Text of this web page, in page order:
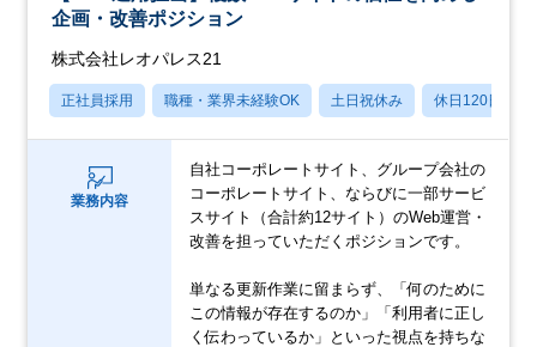
企画・改善ポジション
株式会社レオパレス21
正社員採用 職種・業界未経験OK 土日祝休み 休日120日以上
業務内容
自社コーポレートサイト、グループ会社の
コーポレートサイト、ならびに一部サービ
スサイト（合計約12サイト）のWeb運営・
改善を担っていただくポジションです。
単なる更新作業に留まらず、「何のために
この情報が存在するのか」「利用者に正し
く伝わっているか」といった視点を持ちな